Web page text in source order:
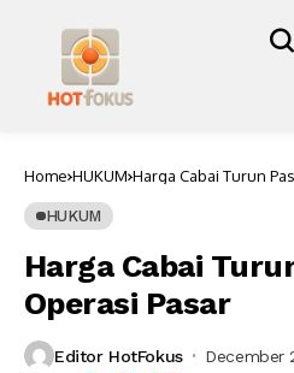
Home HUKUM Harga Cabai Turun
HUKUM
Harga Cabai
Operasi Pasar
Editor HotFokus December